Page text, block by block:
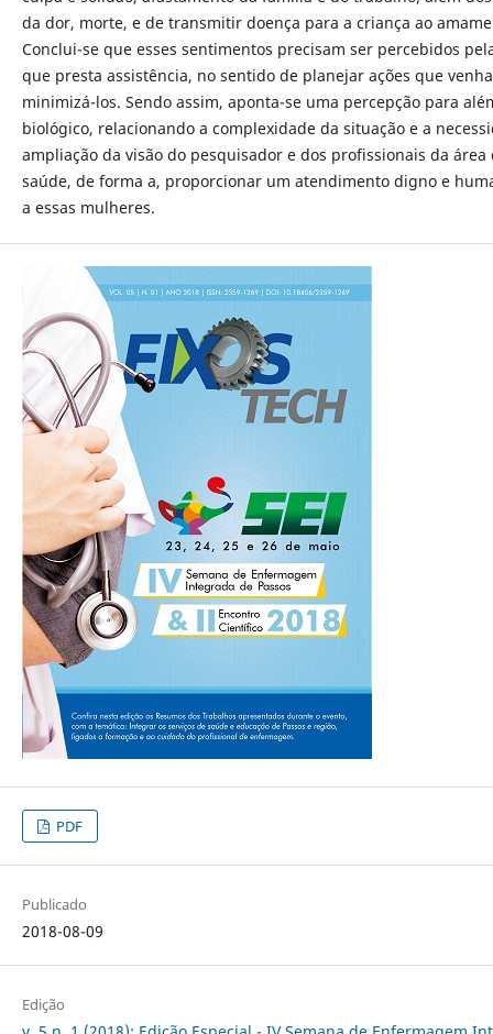
da dor, morte, e de transmitir doença para a criança ao
Conclui-se que esses sentimentos precisam ser percebidos
que presta assistência, no sentido de planejar ações que
minimizá-los. Sendo assim, aponta-se uma percepção para
biológico, relacionando a complexidade da situação e a
ampliação da visão do pesquisador e dos profissionais da área
saúde, de forma a, proporcionar um atendimento digno e
a essas mulheres.
PDF
Publicado
2018-08-09
Edição